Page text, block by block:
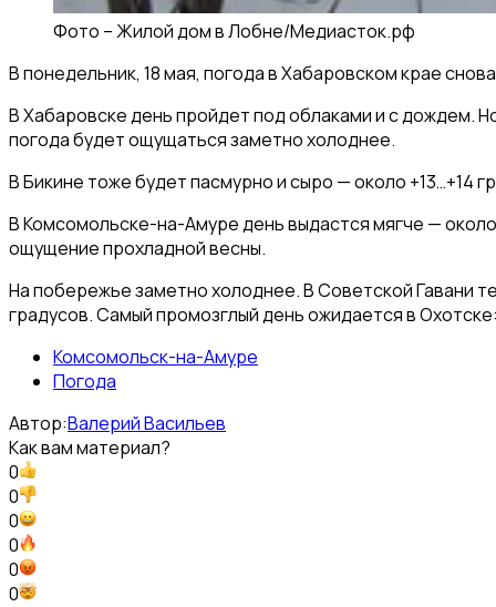
Фото –Жилой дом в Лобне/Медиасток.рф
В понедельник, 18 мая, погода в Хабаровском крае
В Хабаровске день пройдет под облаками и с дождем.
погода будет ощущаться заметно холоднее.
В Бикине тоже будет пасмурно и сыро — около
В Комсомольске-на-Амуре день выдастся мягче —
ощущение прохладной весны.
На побережье заметно холоднее. В Советской Гавани
градусов. Самый промозглый день ожидается в
Комсомольск-на-Амуре
Погода
Автор:Валерий Васильев
Как вам материал?
0
0
0
0
0
0